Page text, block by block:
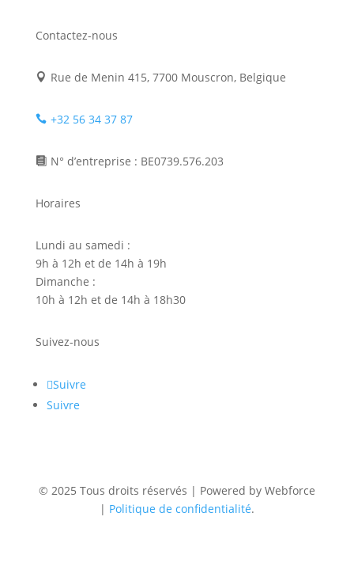
Contactez-nous
 Rue de Menin 415, 7700 Mouscron, Belgique
 +32 56 34 37 87
 N° d’entreprise : BE0739.576.203
Horaires
Lundi au samedi :
9h à 12h et de 14h à 19h
Dimanche :
10h à 12h et de 14h à 18h30
Suivez-nous
Suivre
Suivre
© 2025 Tous droits réservés | Powered by Webforce
| Politique de confidentialité.